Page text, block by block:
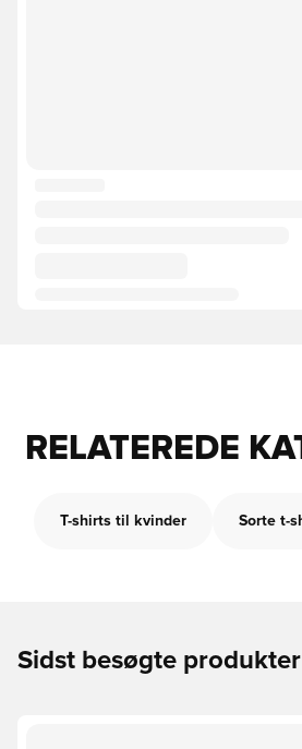
RELATEREDE
T-shirts til kvinder Sorte t-
Sidst besøgte produkter